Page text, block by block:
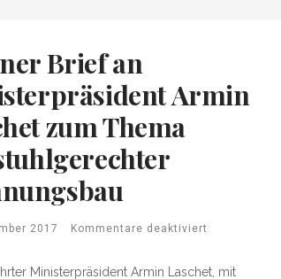
Brief an
Armin
zum Thema
2017 Kommentare deaktiviert
Ministerpräsident Armin Laschet, mit